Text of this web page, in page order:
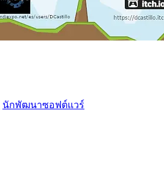
นักพัฒนาซอฟต์แวร์